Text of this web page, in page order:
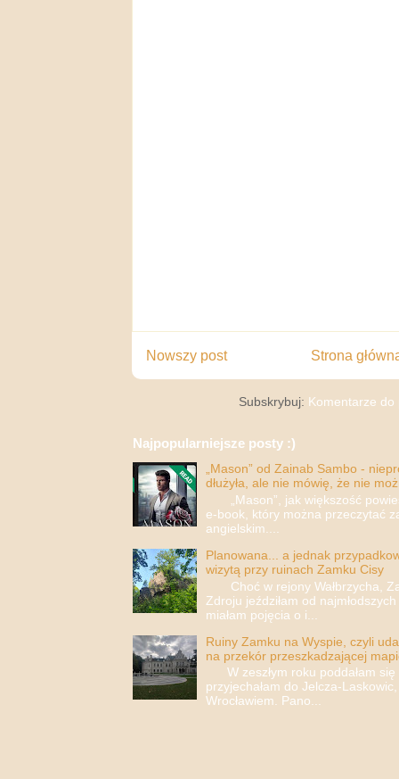
Nowszy post Strona
Subskrybuj: Komentarze do
Najpopularniejsze posty :)
„Mason” od Zainab Sambo -
dłużyła, ale nie mówię, że nie
„Mason”, jak większość
e-book, który można przeczytać
angielskim....
Planowana... a jednak
wizytą przy ruinach Zamku Cisy
Choć w rejony Wałbrzycha,
Zdroju jeździłam od
miałam pojęcia o i...
Ruiny Zamku na Wyspie, czyli
na przekór przeszkadzającej
W zeszłym roku poddałam się
przyjechałam do Jelcza-
Wrocławiem. Pano...